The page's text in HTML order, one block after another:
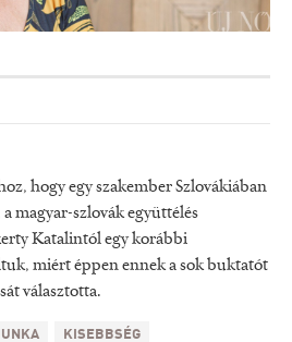
hogy egy szakember Szlovákiában
magyar-szlovák együttélés
Katalintól egy korábbi
miért éppen ennek a sok buktatót
választotta.
KISEBBSÉG